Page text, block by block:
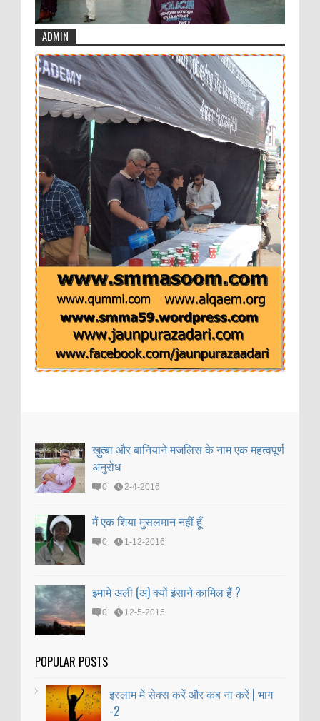
ADMIN
ख़ुत्बा और बानियाने मजलिस के नाम एक महत्वपूर्ण
अनुरोध
0 2-4-2016
मैं एक शिया मुसलमान नहीं हूँ
0 1-12-2016
इमामे अली (अ) क्यों इंसाने कामिल हैं ?
0 12-5-2015
POPULAR POSTS
इस्लाम में सेक्स करें और कब ना करें | भाग
-2